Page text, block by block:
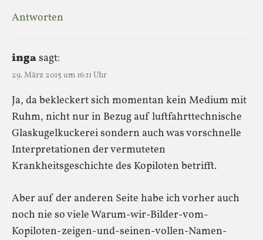
Antworten
ingasagt:
29. März 2015 um 16:11 Uhr
Ja, da bekleckert sich momentan kein Medium mit
Ruhm, nicht nur in Bezug auf luftfahrttechnische
Glaskugelkuckerei sondern auch was vorschnelle
Interpretationen der vermuteten
Krankheitsgeschichte des Kopiloten betrifft.
Aber auf der anderen Seite habe ich vorher auch
noch nie so viele Warum-wir-Bilder-vom-
Kopiloten-zeigen-und-seinen-vollen-Namen-